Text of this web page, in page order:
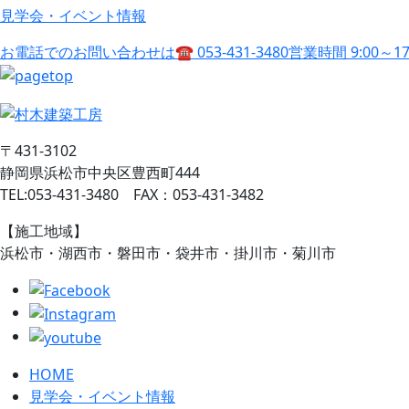
見学会・イベント情報
お電話でのお問い合わせは☎ 053-431-3480営業時間 9:00～
〒431-3102
静岡県浜松市中央区豊西町444
TEL:053-431-3480 FAX：053-431-3482
【施工地域】
浜松市・湖西市・磐田市・袋井市・掛川市・菊川市
HOME
見学会・イベント情報